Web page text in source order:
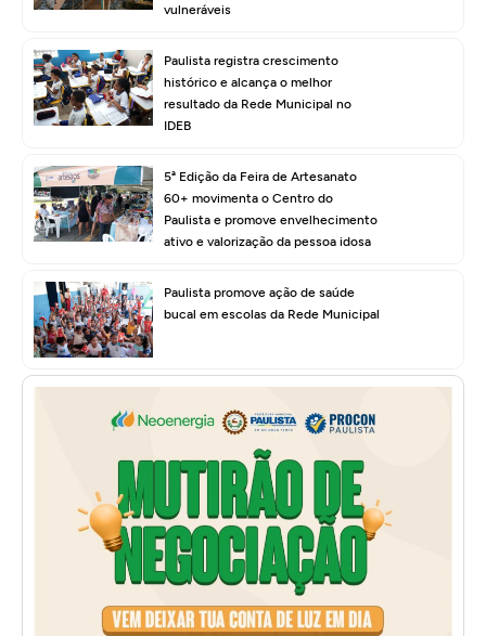
vulneráveis
Paulista registra crescimento
histórico e alcança o melhor
resultado da Rede Municipal no
IDEB
5ª Edição da Feira de Artesanato
60+ movimenta o Centro do
Paulista e promove envelhecimento
ativo e valorização da pessoa idosa
Paulista promove ação de saúde
bucal em escolas da Rede Municipal